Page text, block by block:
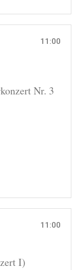
11:00
Nr. 3
11:00
I)